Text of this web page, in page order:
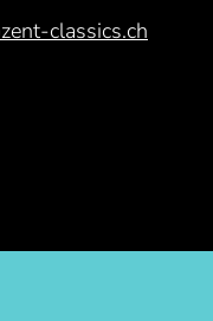
classics.ch